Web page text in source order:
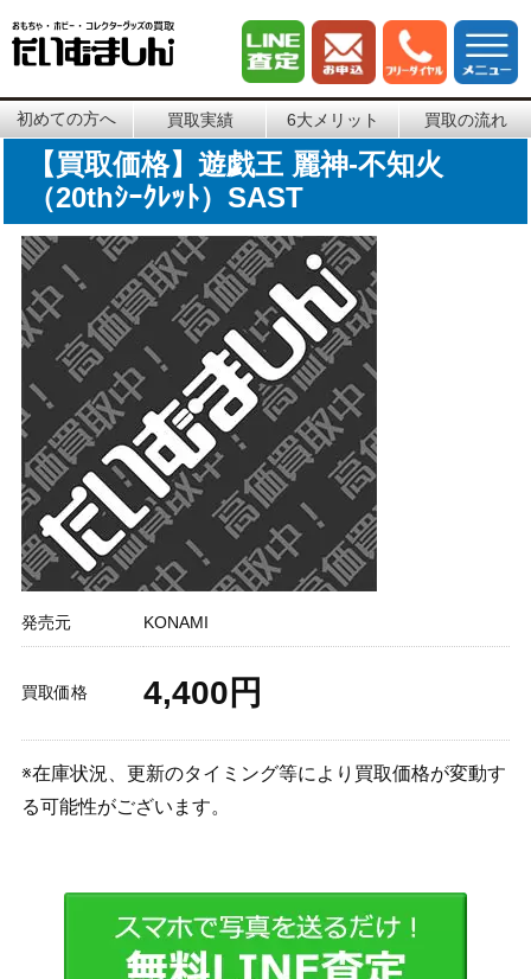
初めての方へ 買取実績 6大メリット 買取の流れ
【買取価格】遊戯王 麗神-不知火
（20thｼｰｸﾚｯﾄ）SAST
発売元 KONAMI
買取価格 4,400円
※在庫状況、更新のタイミング等により買取価格が変動す
る可能性がございます。